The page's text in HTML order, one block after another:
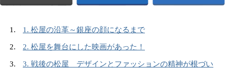
1. 松屋の沿革～銀座の顔になるまで
2. 松屋を舞台にした映画があった！
3. 戦後の松屋 デザインとファッションの精神が根づい